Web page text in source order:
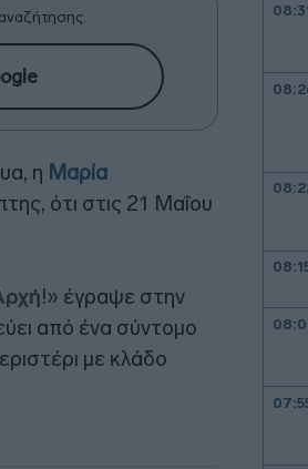
η Μαρία
ότι στις 21 Μαΐου
!» έγραψε στην
από ένα σύντομο
με κλάδο